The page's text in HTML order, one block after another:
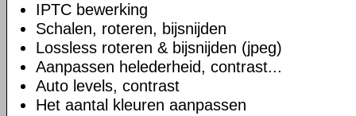
IPTC bewerking
Schalen, roteren, bijsnijden
Lossless roteren & bijsnijden (jpeg)
Aanpassen helederheid, contrast...
Auto levels, contrast
Het aantal kleuren aanpassen